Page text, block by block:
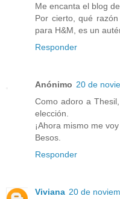
Me encanta el blog
Por cierto, qué
para H&M, es un
Responder
Anónimo 20 de
Como adoro a
elección.
¡Ahora mismo me
Besos.
Responder
Viviana 20 de